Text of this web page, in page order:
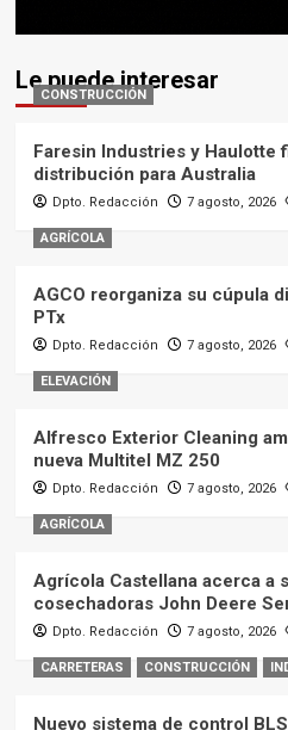
Le puede interesar
CONSTRUCCIÓN
Faresin Industries y Haulotte
distribución para Australia
Dpto. Redacción 7 agosto, 2026
AGRÍCOLA
AGCO reorganiza su cúpula
PTx
Dpto. Redacción 7 agosto, 2026
ELEVACIÓN
Alfresco Exterior Cleaning
nueva Multitel MZ 250
Dpto. Redacción 7 agosto, 2026
AGRÍCOLA
Agrícola Castellana acerca a
cosechadoras John Deere
Dpto. Redacción 7 agosto, 2026
CARRETERAS CONSTRUCCIÓN
Nuevo sistema de control